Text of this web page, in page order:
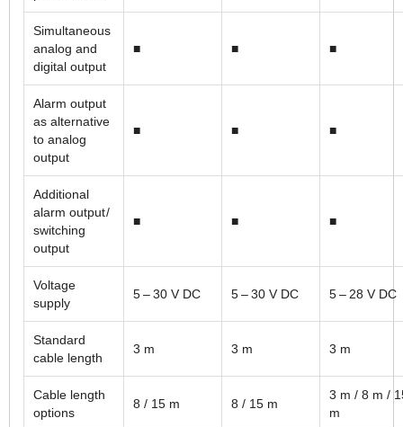
Simultaneous
analog and
digital output
■ ■ ■
Alarm output
as alternative
to analog
output
■ ■ ■
Additional
alarm output /
switching
output
■ ■ ■
Voltage
supply
5 – 30 V DC 5 – 30 V DC 5 – 28 V DC
Standard
cable length
3 m 3 m 3 m
Cable length
options
8 / 15 m 8 / 15 m
3 m / 8 m /
m